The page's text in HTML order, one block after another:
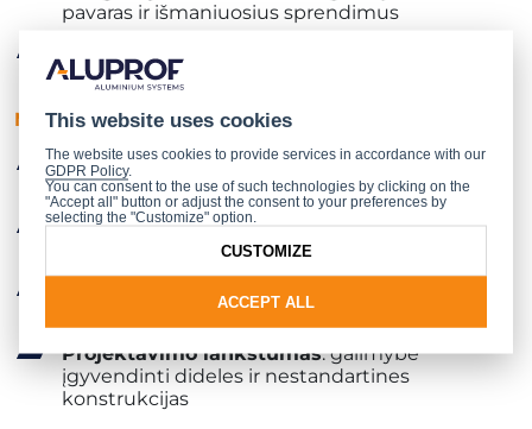
pavaras ir išmaniuosius sprendimus
garantija
MB-SKYLINE TYPE S privalumai architektams:
Premium dizainas: minimalistinė, šiuolaikiška
išvaizda, kuri traukia dėmesį
Šviesios erdvės: beveik nepastebima riba tarp
paslėpti sienose ir lubose
Projektavimo lankstumas: galimybė
įgyvendinti dideles ir nestandartines
konstrukcijas
This website uses cookies
The website uses cookies to provide services in accordance with our
GDPR Policy.
You can consent to the use of such technologies by clicking on the
"Accept all" button or adjust the consent to your preferences by
selecting the "Customize" option.
ACCEPT ALL
CUSTOMIZE